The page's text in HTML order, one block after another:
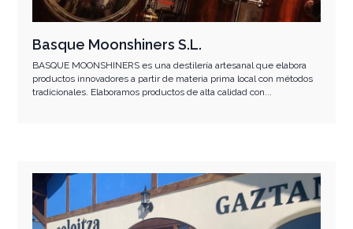
Basque Moonshiners S.L.
BASQUE MOONSHINERS es una destilería artesanal que elabora
productos innovadores a partir de materia prima local con métodos
tradicionales. Elaboramos productos de alta calidad con...